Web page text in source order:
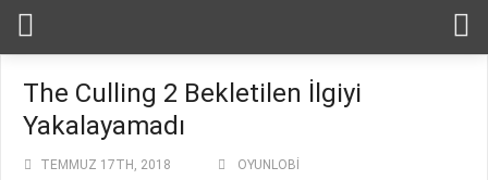
The Culling 2 Bekletilen İlgiyi
Yakalayamadı
TEMMUZ 17TH, 2018 OYUNLOBI